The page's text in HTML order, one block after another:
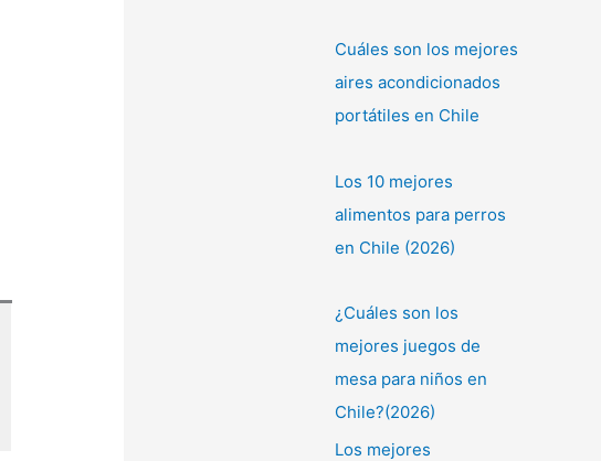
Cuáles son los mejores
aires acondicionados
portátiles en Chile
Los 10 mejores
alimentos para perros
en Chile (2026)
¿Cuáles son los
mejores juegos de
mesa para niños en
Chile?(2026)
Los mejores